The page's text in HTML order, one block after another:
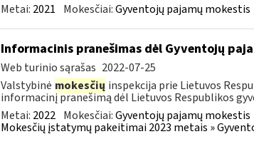
Metai: 2021 Mokesčiai:Gyventojų pajamų mokestis
Informacinis pranešimas dėl Gyventojų
Web turinio sąrašas 2022-07-25
Valstybinė mokesčių inspekcija prie Lietuvos
informacinį pranešimą dėl Lietuvos Respublikos
Metai: 2022 Mokesčiai:Gyventojų pajamų mokestis
Mokesčių įstatymų pakeitimai 2023 metais »